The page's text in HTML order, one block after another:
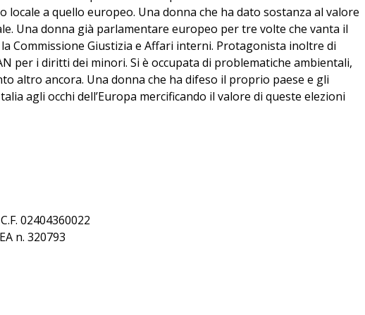
a quello europeo. Una donna che ha dato sostanza al valore
Una donna già parlamentare europeo per tre volte che vanta il
Commissione Giustizia e Affari interni. Protagonista inoltre di
per i diritti dei minori. Si è occupata di problematiche ambientali,
altro ancora. Una donna che ha difeso il proprio paese e gli
agli occhi dell’Europa mercificando il valore di queste elezioni
02404360022
n. 320793